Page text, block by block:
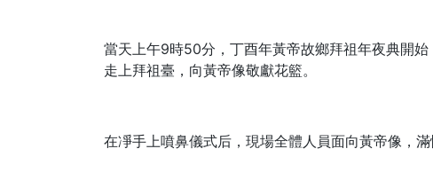
當天上午9時50分，丁酉年黃帝故鄉拜祖年夜典開
走上拜祖臺，向黃帝像敬獻花籃。
在凈手上噴鼻儀式后，現場全體人員面向黃帝像，滿